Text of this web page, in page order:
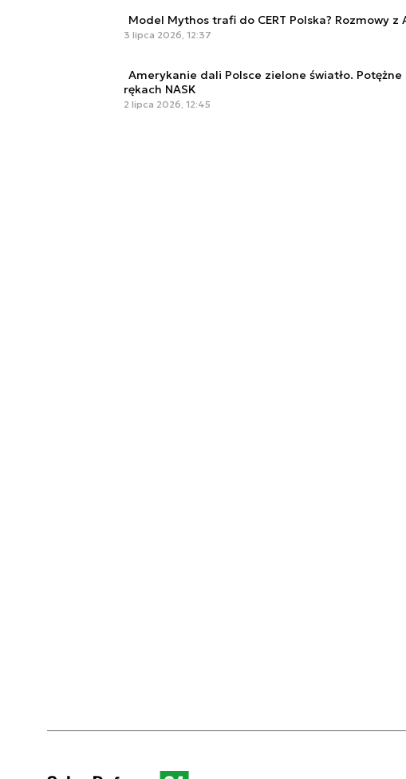
Model Mythos trafi do CERT Polska? Rozmowy z
3 lipca 2026, 12:37
Amerykanie dali Polsce zielone światło.
rękach NASK
2 lipca 2026, 12:45